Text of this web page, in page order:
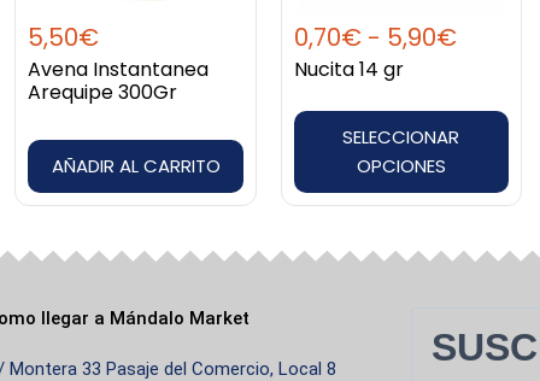
5,50€
Avena Instantanea
Arequipe 300Gr
AÑADIR AL CARRITO
0,70€ - 5,90€
Nucita 14 gr
SELECCIONAR
OPCIONES
se
pueden
elegir
página
producto
llegar a Mándalo Market
Montera 33 Pasaje del Comercio, Local 8